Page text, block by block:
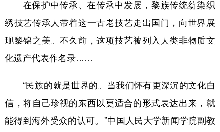
在保护中传承、在传承中发展，黎族传统纺染织
绣技艺传承人带着这一古老技艺走出国门，向世界展
现黎锦之美。不久前，这项技艺被列入人类非物质文
化遗产代表作名录……
“民族的就是世界的。当我们怀有更深沉的文化自
信，将自己珍视的东西以更适合的形式表达出来，就
能得到海外受众的认可。”中国人民大学新闻学院副教